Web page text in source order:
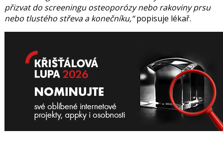
přizvat do screeningu osteoporózy nebo rakoviny prsu
nebo tlustého střeva a konečníku, popisuje lékař.